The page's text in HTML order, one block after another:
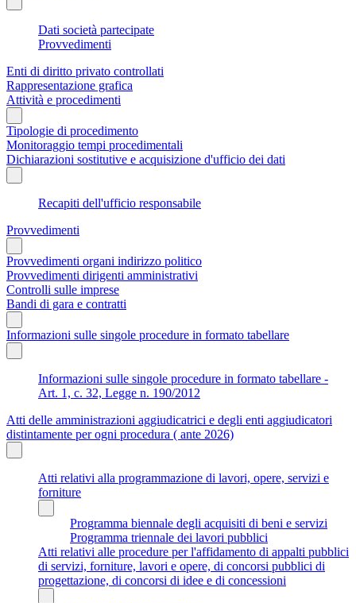
Dati società partecipate
Provvedimenti
Enti di diritto privato controllati
Rappresentazione grafica
Attività e procedimenti
Tipologie di procedimento
Monitoraggio tempi procedimentali
Dichiarazioni sostitutive e acquisizione d'ufficio dei dati
Recapiti dell'ufficio responsabile
Provvedimenti
Provvedimenti organi indirizzo politico
Provvedimenti dirigenti amministrativi
Controlli sulle imprese
Bandi di gara e contratti
Informazioni sulle singole procedure in formato tabellare
Informazioni sulle singole procedure in formato tabellare -
Art. 1, c. 32, Legge n. 190/2012
Atti delle amministrazioni aggiudicatrici e degli enti aggiudicatori
distintamente per ogni procedura ( ante 2026)
Atti relativi alla programmazione di lavori, opere, servizi e
forniture
Programma biennale degli acquisiti di beni e servizi
Programma triennale dei lavori pubblici
Atti relativi alle procedure per l'affidamento di appalti pubblici
di servizi, forniture, lavori e opere, di concorsi pubblici di
progettazione, di concorsi di idee e di concessioni